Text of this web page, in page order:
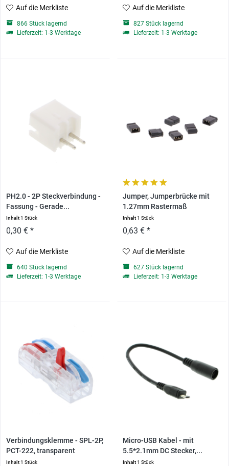
Auf die Merkliste
866 Stück lagernd
Lieferzeit: 1-3 Werktage
Auf die Merkliste
827 Stück lagernd
Lieferzeit: 1-3 Werktage
PH2.0 - 2P Steckverbindung -
Fassung - Gerade...
Inhalt1 Stück
0,30 € *
Auf die Merkliste
640 Stück lagernd
Lieferzeit: 1-3 Werktage
Jumper, Jumperbrücke mit
1.27mm Rastermaß
Inhalt1 Stück
0,63 € *
Auf die Merkliste
627 Stück lagernd
Lieferzeit: 1-3 Werktage
Verbindungsklemme - SPL-2P,
PCT-222, transparent
Inhalt1 Stück
Micro-USB Kabel - mit
5.5*2.1mm DC Stecker,...
Inhalt1 Stück